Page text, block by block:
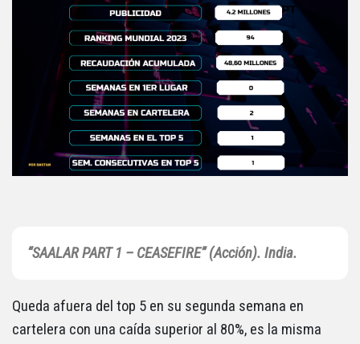
“SAALAR PART 1 – CEASEFIRE” (Acción). India.
Queda afuera del top 5 en su segunda semana en
cartelera con una caída superior al 80%, es la misma